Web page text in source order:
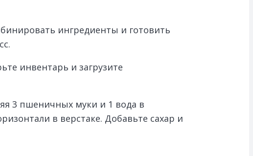
ингредиенты и готовить
инвентарь и загрузите
3 пшеничных муки и 1 вода в
в верстаке. Добавьте сахар и